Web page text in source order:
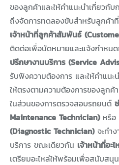
ของลูกค้าและให้คำแนะนำเกี่ยวกั
ถึงจัดการทดลองขับสำหรับลูกค้า
เจ้าหน้าที่ลูกค้าสัมพันธ์
ติดต่อเพื่อนัดหมายและแจ้งกำหนด
ปรึกษางานบริการ (Service
รับฟังความต้องการ และให้คำแน
ให้ตรงตามความต้องการของลูกค้า
ในส่วนของการตรวจสอบรถยนต์
Maintenance Technician)หรือ
(Diagnostic Technician) จะทำ
บริการ ขณะเดียวกัน เจ้าหน้าที่อะ
เตรียมอะไหล่ให้พร้อมเพื่อสนับส